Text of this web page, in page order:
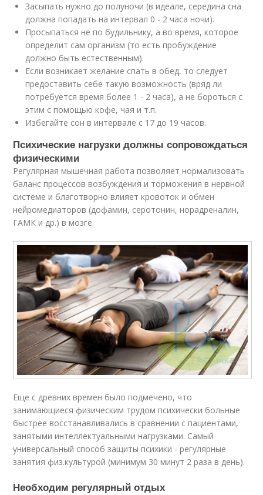
Засыпать нужно до полуночи (в идеале, середина сна
должна попадать на интервал 0 - 2 часа ночи).
Просыпаться не по будильнику, а во время, которое
определит сам организм (то есть пробуждение
должно быть естественным).
Если возникает желание спать в обед, то следует
предоставить себе такую возможность (вряд ли
потребуется время более 1 - 2 часа), а не бороться с
этим с помощью кофе, чая и т.п.
Избегайте сон в интервале с 17 до 19 часов.
Психические нагрузки должны сопровождаться
физическими
Регулярная мышечная работа позволяет нормализовать
баланс процессов возбуждения и торможения в нервной
системе и благотворно влияет кровоток и обмен
нейромедиаторов (дофамин, серотонин, норадреналин,
ГАМК и др.) в мозге.
Еще с древних времен было подмечено, что
занимающиеся физическим трудом психически больные
быстрее восстанавливались в сравнении с пациентами,
занятыми интеллектуальными нагрузками. Самый
универсальный способ защиты психики - регулярные
занятия физ.культурой (минимум 30 минут 2 раза в день).
Необходим регулярный отдых